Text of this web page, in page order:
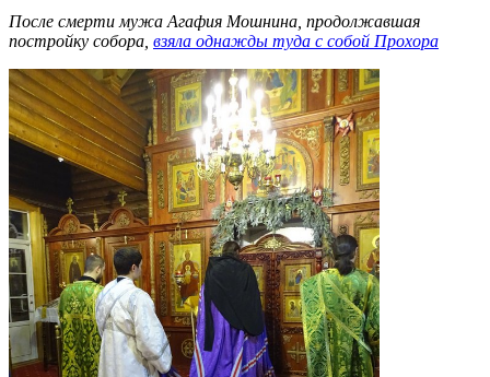
После смерти мужа Агафия Мошнина, продолжавшая
постройку собора, взяла однажды туда с собой Прохора